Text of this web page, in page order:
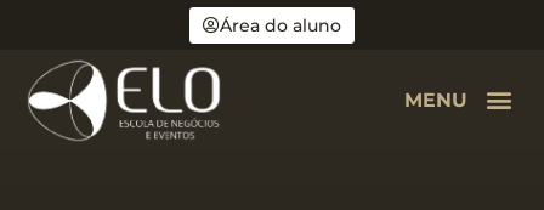
Área do aluno
MENU